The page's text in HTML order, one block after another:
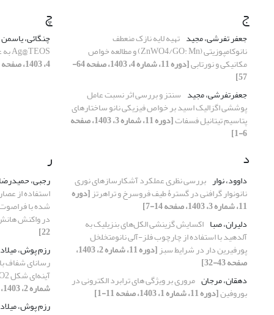
ج
جعفر تفرشی، مجید تهیه لایه نازک منعطف
نانوکامپوزیتی (ZnWO4/GO: Mn) و مطالعه خواص
مکانیکی و نورتابی [دوره 11، شماره 4، 1403، صفحه 64-
57]
جعفرتفرشی، مجید سنتز و بررسی اثر نسبت عامل
پوششی اگزالیک اسید بر خواص فیزیکی نانو ساختارهای
پتاسیم تیتانیل فسفات [دوره 11، شماره 3، 1403، صفحه
6-1]
چ
چنگائی، یاسمن
Ag@TEOS به عنوان جاذب آرسنیک
4، 1403، صفحه 79-73]
د
داوود، نوار بررسی نظری عملکرد آشکارسازهای نوری
نانونوار گرافنی در گسترۀ طیف فروسرخ و تراهرتز[دوره
11، شماره 3، 1403، صفحه 14-7]
دلیران، صبا اکسایش گزینشی الکل‌های بنزیلیک به
آلدهید با استفاده از چارچوب‌ فلز-آلی نانومتخلخل
پورفیرین دار در شرایط سبز [دوره 11، شماره 2، 1403،
صفحه 43-32]
دهقان، مرجان مروری بر ویژگی های ترابرد الکترونی در
بوروفین[دوره 11، شماره 1، 1403، صفحه 11-1]
ر
رجبی،
شده با
در واکنش
22]
رزم پوش،
رسانای شفاف
آینه‌ای شکل TiO2/Ag/ZnS/Ag/TiO2
شماره 2، 1403، صفحه 75-61]
رزم پوش،